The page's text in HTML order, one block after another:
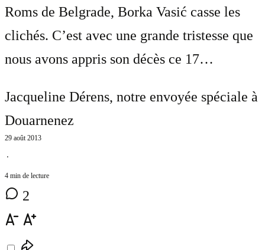
Roms de Belgrade, Borka Vasić casse les
clichés. C’est avec une grande tristesse que
nous avons appris son décès ce 17…
Jacqueline Dérens, notre envoyée spéciale à
Douarnenez
29 août 2013
⋅
4 min de lecture
2